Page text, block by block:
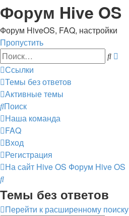
Форум Hive OS
Форум HiveOS, FAQ, настройки
Пропустить
Поиск
Ссылки
Темы без ответов
Активные темы
Поиск
Наша команда
FAQ
Вход
Регистрация
На сайт Hive OS Форум Hive OS
Поиск
Темы без ответов
Перейти к расширенному поиску